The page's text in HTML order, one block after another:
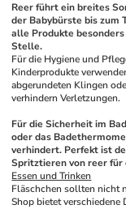
Reer führt ein breites
der Babybürste bis
alle Produkte
Stelle.
Für die Hygiene und
Kinderprodukte
abgerundeten Klingen
verhindern Verletzungen.
Für die Sicherheit im
oder das
verhindert. Perfekt ist
Spritztieren von reer für
Essen und Trinken
Fläschchen sollten nicht
Shop bietet